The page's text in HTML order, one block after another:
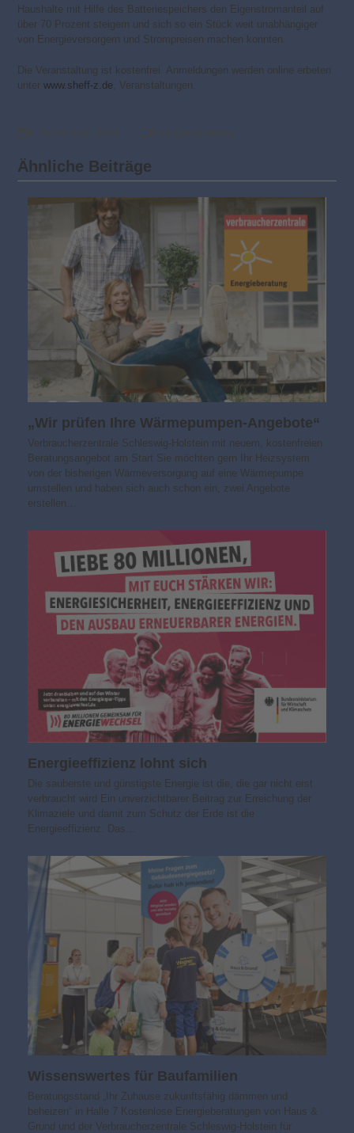
Haushalte mit Hilfe des Batteriespeichers den Eigenstromanteil auf
über 70 Prozent steigern und sich so ein Stück weit unabhängiger
von Energieversorgern und Strompreisen machen konnten.
Die Veranstaltung ist kostenfrei. Anmeldungen werden online erbeten
unter www.sheff-z.de, Veranstaltungen.
Ähnliche Beiträge
„Wir prüfen Ihre Wärmepumpen-Angebote“
Verbraucherzentrale Schleswig-Holstein mit neuem, kostenfreien
Beratungsangebot am Start Sie möchten gern Ihr Heizsystem
von der bisherigen Wärmeversorgung auf eine Wärmepumpe
umstellen und haben sich auch schon ein, zwei Angebote
erstellen…
Energieeffizienz lohnt sich
Die sauberste und günstigste Energie ist die, die gar nicht erst
verbraucht wird Ein unverzichtbarer Beitrag zur Erreichung der
Klimaziele und damit zum Schutz der Erde ist die
Energieeffizienz. Das…
Wissens­wertes für Baufamilien
Beratungsstand „Ihr Zuhause zukunfts­fähig dämmen und
beheizen“ in Halle 7 Kostenlose Energieberatungen von Haus &
Grund und der Verbraucherzentrale Schleswig-Holstein für